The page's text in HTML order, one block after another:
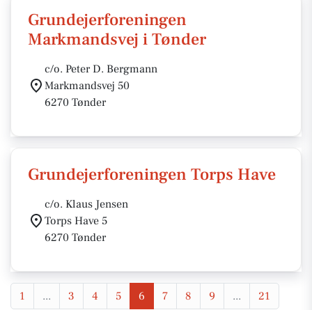
Grundejerforeningen
Markmandsvej i Tønder
c/o. Peter D. Bergmann
Markmandsvej 50
6270 Tønder
Grundejerforeningen Torps Have
c/o. Klaus Jensen
Torps Have 5
6270 Tønder
1 ... 3 4 5 6 7 8 9 ... 21